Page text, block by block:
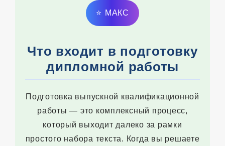
⭐ MAКС
Что входит в подготовку
дипломной работы
Подготовка выпускной квалификационной
работы — это комплексный процесс,
который выходит далеко за рамки
простого набора текста. Когда вы решаете